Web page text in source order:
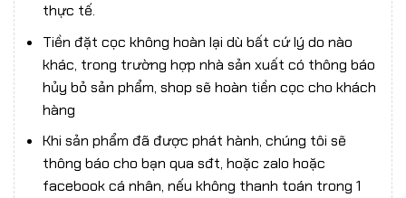
thực tế.
Tiền đặt cọc không hoàn lại dù bất cứ lý do nào
khác, trong trường hợp nhà sản xuất có thông báo
hủy bỏ sản phẩm, shop sẽ hoàn tiền cọc cho khách
hàng
Khi sản phẩm đã được phát hành, chúng tôi sẽ
thông báo cho bạn qua sđt, hoặc zalo hoặc
facebook cá nhân, nếu không thanh toán trong 1